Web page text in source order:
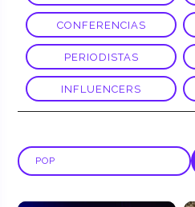
CONFERENCIAS
PERIODISTAS
INFLUENCERS